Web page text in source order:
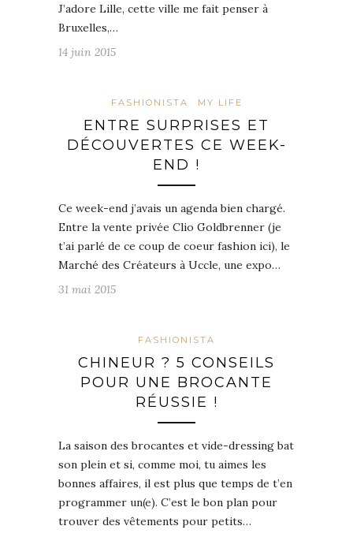
J’adore Lille, cette ville me fait penser à
Bruxelles,…
14 juin 2015
FASHIONISTA MY LIFE
ENTRE SURPRISES ET
DÉCOUVERTES CE WEEK-
END !
Ce week-end j’avais un agenda bien chargé.
Entre la vente privée Clio Goldbrenner (je
t’ai parlé de ce coup de coeur fashion ici), le
Marché des Créateurs à Uccle, une expo…
31 mai 2015
FASHIONISTA
CHINEUR ? 5 CONSEILS
POUR UNE BROCANTE
RÉUSSIE !
La saison des brocantes et vide-dressing bat
son plein et si, comme moi, tu aimes les
bonnes affaires, il est plus que temps de t’en
programmer un(e). C’est le bon plan pour
trouver des vêtements pour petits…